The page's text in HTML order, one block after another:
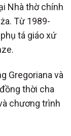
Nhà thờ chính
Từ 1989-
tá giáo xứ
Gregoriana và
thời cha
chương trình